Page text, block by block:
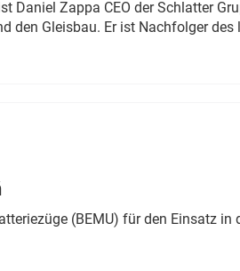
Daniel Zappa CEO der Schlatter
den Gleisbau. Er ist Nachfolger
(BEMU) für den Einsatz